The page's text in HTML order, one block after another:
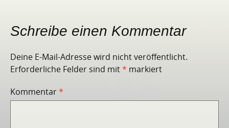
Schreibe einen Kommentar
Deine E-Mail-Adresse wird nicht veröffentlicht.
Erforderliche Felder sind mit* markiert
Kommentar*